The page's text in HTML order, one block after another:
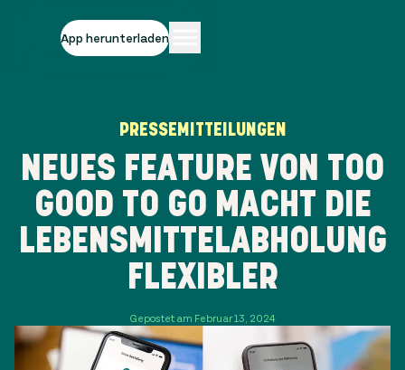
App herunterladen
PRESSEMITTEILUNGEN
NEUES FEATURE VON TOO
GOOD TO GO MACHT DIE
LEBENSMITTELABHOLUNG
FLEXIBLER
Gepostet am Februar 13, 2024